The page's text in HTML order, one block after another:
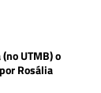
UTMB) o
Rosália